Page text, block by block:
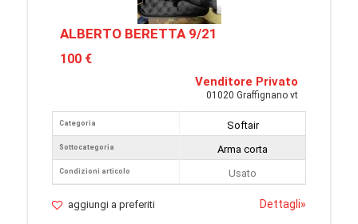
ALBERTO BERETTA 9/21
100 €
Venditore Privato
01020 Graffignano vt
Categoria
Sottocategoria
Condizioni articolo
Softair
Arma corta
Usato
aggiungi a preferiti Dettagli»